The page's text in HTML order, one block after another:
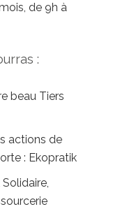
de 9h à
:
beau Tiers
actions de
: Ekopratik